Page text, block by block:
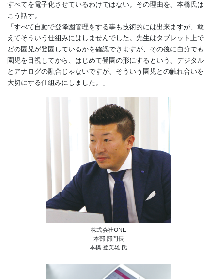
すべてを電子化させているわけではない。その理由を、本橋氏は
こう話す。
「すべて自動で登降園管理をする事も技術的には出来ますが、敢
えてそういう仕組みにはしませんでした。先生はタブレット上で
どの園児が登園しているかを確認できますが、その後に自分でも
園児を目視してから、はじめて登園の形にするという、デジタル
とアナログの融合じゃないですが、そういう園児との触れ合いを
大切にする仕組みにしました。」
株式会社ONE
本部 部門長
本橋 登美雄 氏